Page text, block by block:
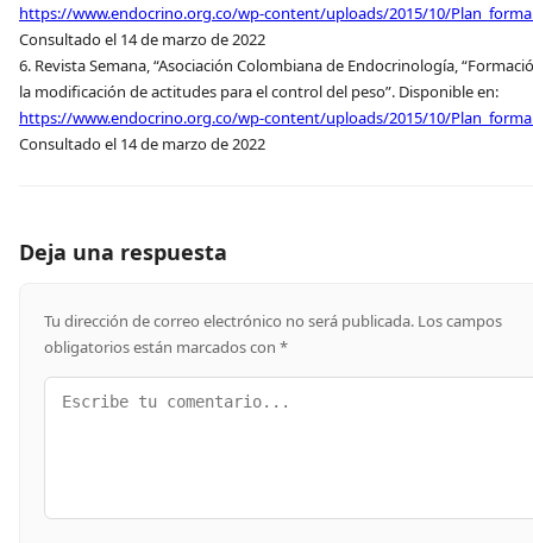
https://www.endocrino.org.co/wp-content/uploads/2015/10/
Consultado el 14 de marzo de 2022
6. Revista Semana, “Asociación Colombiana de Endocrinología,
la modificación de actitudes para el control del peso”. Disponible en:
https://www.endocrino.org.co/wp-content/uploads/2015/10/
Consultado el 14 de marzo de 2022
Deja una respuesta
Tu dirección de correo electrónico no será publicada. Los campos
obligatorios están marcados con *